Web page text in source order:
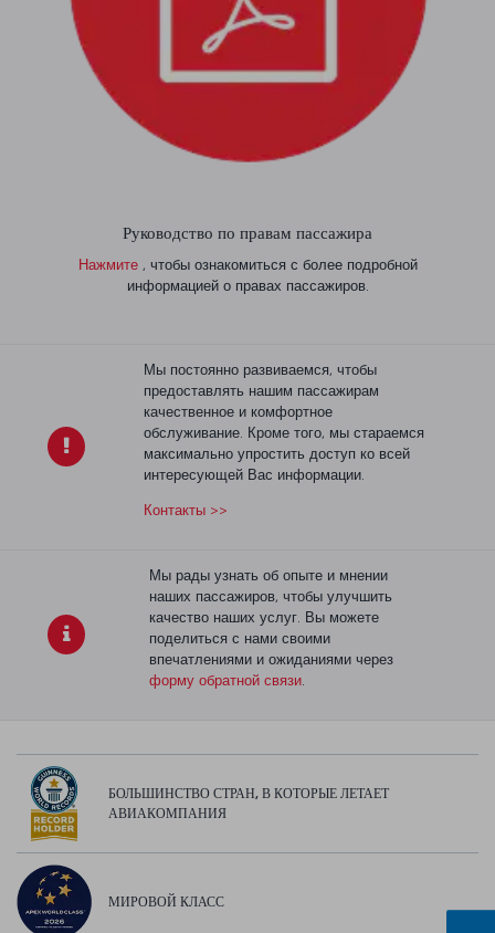
Руководство по правам пассажира
Нажмите, чтобы ознакомиться с более подробной
информацией о правах пассажиров.
Мы постоянно развиваемся, чтобы
предоставлять нашим пассажирам
качественное и комфортное
обслуживание. Кроме того, мы стараемся
максимально упростить доступ ко всей
интересующей Вас информации.
Контакты >>
Мы рады узнать об опыте и мнении
наших пассажиров, чтобы улучшить
качество наших услуг. Вы можете
поделиться с нами своими
впечатлениями и ожиданиями через
форму обратной связи
БОЛЬШИНСТВО СТРАН, В КОТОРЫЕ ЛЕТАЕТ
АВИАКОМПАНИЯ
МИРОВОЙ КЛАСС